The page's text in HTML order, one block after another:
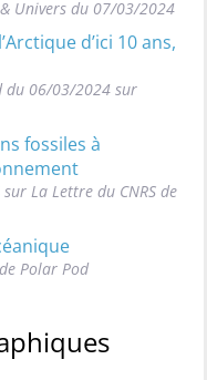
Univers du 07/03/2024
d’ici 10 ans,
du 06/03/2024 sur
fossiles à
La Lettre du CNRS de
Polar Pod